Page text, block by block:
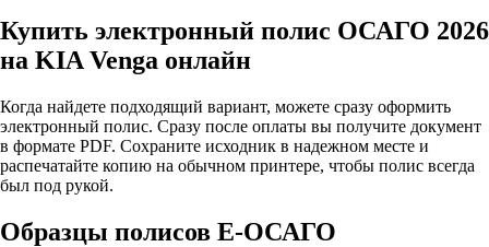
Купить электронный полис ОСАГО 2026
на KIA Venga онлайн
Когда найдете подходящий вариант, можете сразу оформить
электронный полис. Сразу после оплаты вы получите документ
в формате PDF. Сохраните исходник в надежном месте и
распечатайте копию на обычном принтере, чтобы полис всегда
был под рукой.
Образцы полисов E-ОСАГО